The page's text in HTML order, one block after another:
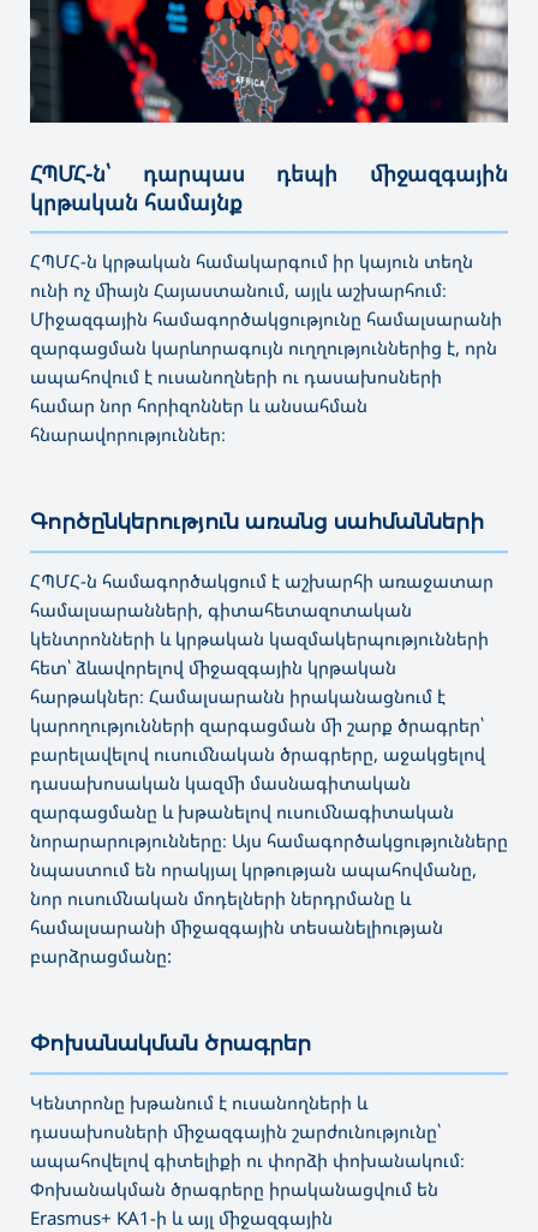
ՀՊՄՀ-ն՝ դարպաս դեպի միջազգային
կրթական համայնք
ՀՊՄՀ-ն կրթական համակարգում իր կայուն տեղն
ունի ոչ միայն Հայաստանում, այլև աշխարհում։
Միջազգային համագործակցությունը համալսարանի
զարգացման կարևորագույն ուղղություններից է, որն
ապահովում է ուսանողների ու դասախոսների
համար նոր հորիզոններ և անսահման
հնարավորություններ։
Գործընկերություն առանց սահմանների
ՀՊՄՀ-ն համագործակցում է աշխարհի առաջատար
համալսարանների, գիտահետազոտական
կենտրոնների և կրթական կազմակերպությունների
հետ՝ ձևավորելով միջազգային կրթական
հարթակներ։ Համալսարանն իրականացնում է
կարողությունների զարգացման մի շարք ծրագրեր՝
բարելավելով ուսումնական ծրագրերը, աջակցելով
դասախոսական կազմի մասնագիտական
զարգացմանը և խթանելով ուսումնագիտական
նորարարությունները։ Այս համագործակցությունները
նպաստում են որակյալ կրթության ապահովմանը,
նոր ուսումնական մոդելների ներդրմանը և
համալսարանի միջազգային տեսանելիության
բարձրացմանը:
Փոխանակման ծրագրեր
Կենտրոնը խթանում է ուսանողների և
դասախոսների միջազգային շարժունությունը՝
ապահովելով գիտելիքի ու փորձի փոխանակում։
Փոխանակման ծրագրերը իրականացվում են
Erasmus+ KA1-ի և այլ միջազգային